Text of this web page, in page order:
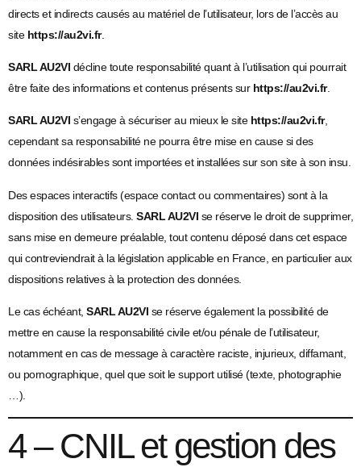
directs et indirects causés au matériel de l’utilisateur, lors de l’accès au
site https://au2vi.fr.
SARL AU2VI décline toute responsabilité quant à l’utilisation qui pourrait
être faite des informations et contenus présents sur https://au2vi.fr.
SARL AU2VI s’engage à sécuriser au mieux le site https://au2vi.fr,
cependant sa responsabilité ne pourra être mise en cause si des
données indésirables sont importées et installées sur son site à son insu.
Des espaces interactifs (espace contact ou commentaires) sont à la
disposition des utilisateurs. SARL AU2VI se réserve le droit de supprimer,
sans mise en demeure préalable, tout contenu déposé dans cet espace
qui contreviendrait à la législation applicable en France, en particulier aux
dispositions relatives à la protection des données.
Le cas échéant, SARL AU2VI se réserve également la possibilité de
mettre en cause la responsabilité civile et/ou pénale de l’utilisateur,
notamment en cas de message à caractère raciste, injurieux, diffamant,
ou pornographique, quel que soit le support utilisé (texte, photographie
…).
4 – CNIL et gestion des